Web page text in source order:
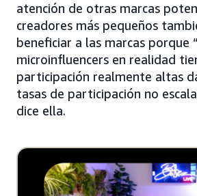
atención de otras marcas
creadores más pequeños
beneficiar a las marcas porque
microinfluencers en realidad
participación realmente altas
tasas de participación no
dice ella.